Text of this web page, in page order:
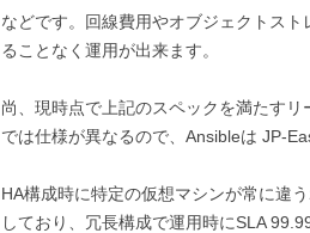
などです。回線費用やオブジェクトス
ることなく運用が出来ます。
尚、現時点で上記のスペックを満たす
では仕様が異なるので、Ansibleは JP-
HA構成時に特定の仮想マシンが常に違
しており、冗長構成で運用時にSLA